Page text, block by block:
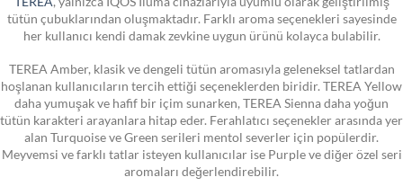
tütün çubuklarından oluşmaktadır. Farklı aroma seçenekleri sayesinde
her kullanıcı kendi damak zevkine uygun ürünü kolayca bulabilir.
TEREA Amber, klasik ve dengeli tütün aromasıyla geleneksel tatlardan
hoşlanan kullanıcıların tercih ettiği seçeneklerden biridir. TEREA Yellow
daha yumuşak ve hafif bir içim sunarken, TEREA Sienna daha yoğun
tütün karakteri arayanlara hitap eder. Ferahlatıcı seçenekler arasında yer
alan Turquoise ve Green serileri mentol severler için popülerdir.
Meyvemsi ve farklı tatlar isteyen kullanıcılar ise Purple ve diğer özel seri
aromaları değerlendirebilir.